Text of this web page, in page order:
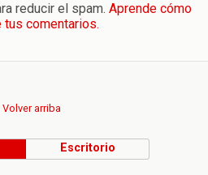
reducir el spam. Aprende cómo
comentarios.
Volver arriba
Escritorio